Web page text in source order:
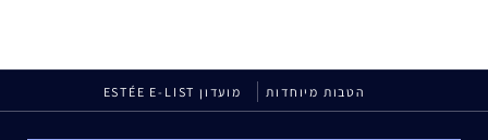
הטבות מיוחדות מועדון ESTÉE E-LIST